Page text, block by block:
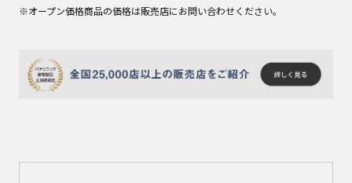
※オープン価格商品の価格は販売店にお問い合わせください。